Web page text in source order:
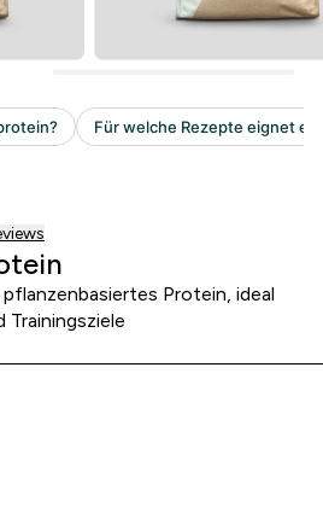
reviews
Protein, ideal
Trainingsziele